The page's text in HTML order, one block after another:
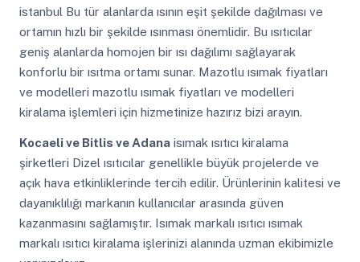
istanbul Bu tür alanlarda ısının eşit şekilde dağılması ve
ortamın hızlı bir şekilde ısınması önemlidir. Bu ısıtıcılar
geniş alanlarda homojen bir ısı dağılımı sağlayarak
konforlu bir ısıtma ortamı sunar. Mazotlu ısımak fiyatları
ve modelleri mazotlu ısımak fiyatları ve modelleri
kiralama işlemleri için hizmetinize hazırız bizi arayın.
Kocaeli ve Bitlis ve Adanaisımak ısıtıcı kiralama
şirketleri Dizel ısıtıcılar genellikle büyük projelerde ve
açık hava etkinliklerinde tercih edilir. Ürünlerinin kalitesi ve
dayanıklılığı markanın kullanıcılar arasında güven
kazanmasını sağlamıştır. Isımak markalı ısıtıcı ısımak
markalı ısıtıcı kiralama işlerinizi alanında uzman ekibimizle